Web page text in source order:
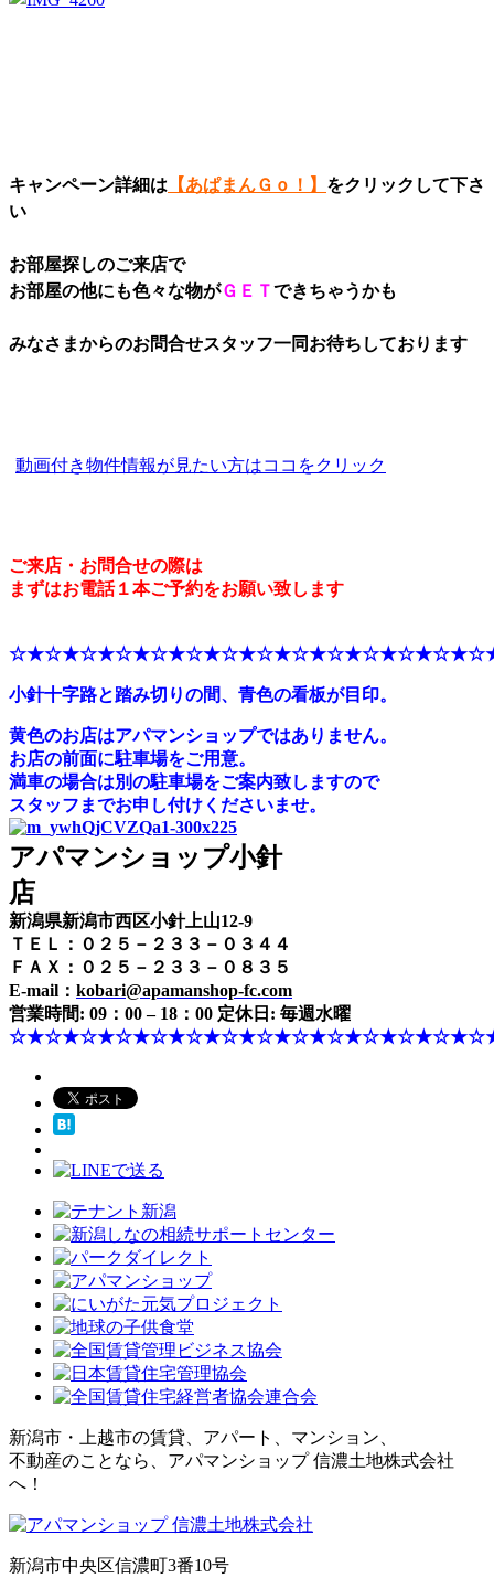
キャンペーン詳細は 【あぱまんＧｏ！】 をクリックして下さ
い
お部屋探しのご来店で
お部屋の他にも色々な物がＧＥＴできちゃうかも
みなさまからのお問合せスタッフ一同お待ちしております
動画付き物件情報が見たい方はココをクリック
ご来店・お問合せの際は
まずはお電話１本ご予約をお願い致します
小針十字路と踏み切りの間、青色の看板が目印。
黄色のお店はアパマンショップではありません。
お店の前面に駐車場をご用意。
満車の場合は別の駐車場をご案内致しますので
スタッフまでお申し付けくださいませ。
アパマンショップ小針
店
新潟県新潟市西区小針上山12-9
ＴＥＬ：０２５－２３３－０３４４
ＦＡＸ：０２５－２３３－０８３５
E-mail： kobari@apamanshop-fc.com
営業時間: 09：00 – 18：00 定休日: 毎週水曜
新潟市・上越市の賃貸、アパート、マンション、
不動産のことなら、アパマンショップ 信濃土地株式会社
へ！
新潟市中央区信濃町3番10号